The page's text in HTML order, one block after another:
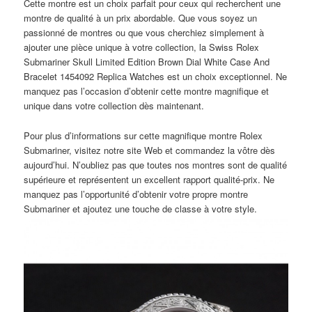
Cette montre est un choix parfait pour ceux qui recherchent une
montre de qualité à un prix abordable. Que vous soyez un
passionné de montres ou que vous cherchiez simplement à
ajouter une pièce unique à votre collection, la Swiss Rolex
Submariner Skull Limited Edition Brown Dial White Case And
Bracelet 1454092 Replica Watches est un choix exceptionnel. Ne
manquez pas l’occasion d’obtenir cette montre magnifique et
unique dans votre collection dès maintenant.
Pour plus d’informations sur cette magnifique montre Rolex
Submariner, visitez notre site Web et commandez la vôtre dès
aujourd’hui. N’oubliez pas que toutes nos montres sont de qualité
supérieure et représentent un excellent rapport qualité-prix. Ne
manquez pas l’opportunité d’obtenir votre propre montre
Submariner et ajoutez une touche de classe à votre style.